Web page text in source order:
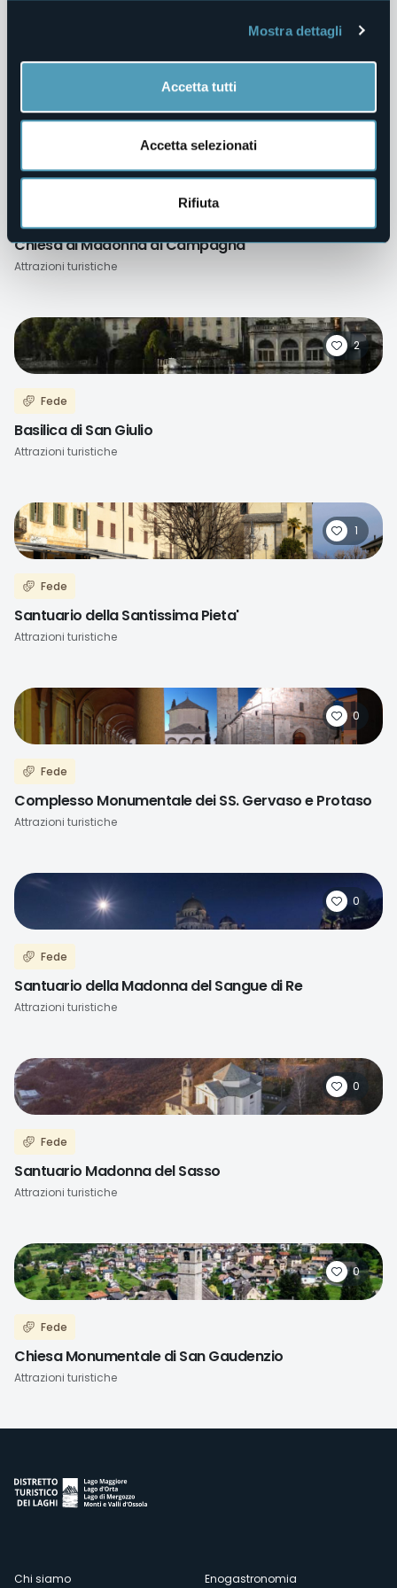
Mostra dettagli
Accetta tutti
Accetta selezionati
Rifiuta
Chiesa di San Remigio
Chiesa di Madonna di Campagna
Attrazioni turistiche
2
Fede
Basilica di San Giulio
Attrazioni turistiche
1
Fede
Santuario della Santissima Pieta'
Attrazioni turistiche
0
Fede
Complesso Monumentale dei SS. Gervaso e Protaso
Attrazioni turistiche
0
Fede
Santuario della Madonna del Sangue di Re
Attrazioni turistiche
0
Fede
Santuario Madonna del Sasso
Attrazioni turistiche
0
Fede
Chiesa Monumentale di San Gaudenzio
Attrazioni turistiche
Chi siamo Enogastronomia